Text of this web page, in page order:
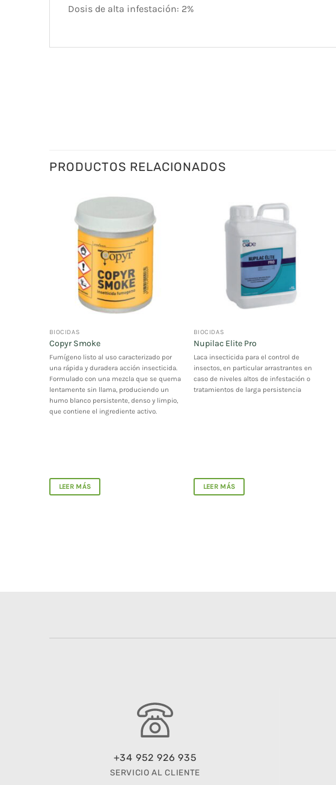
Dosis de alta infestación: 2%
PRODUCTOS RELACIONADOS
BIOCIDAS
Copyr Smoke
Fumígeno listo al uso caracterizado por
una rápida y duradera acción insecticida.
Formulado con una mezcla que se quema
lentamente sin llama, produciendo un
humo blanco persistente, denso y limpio,
que contiene el ingrediente activo.
LEER MÁS
BIOCIDAS
Nupilac Elite Pro
Laca insecticida para el control de
insectos, en particular arrastrantes en
caso de niveles altos de infestación o
tratamientos de larga persistencia
LEER MÁS
+34 952 926 935
SERVICIO AL CLIENTE